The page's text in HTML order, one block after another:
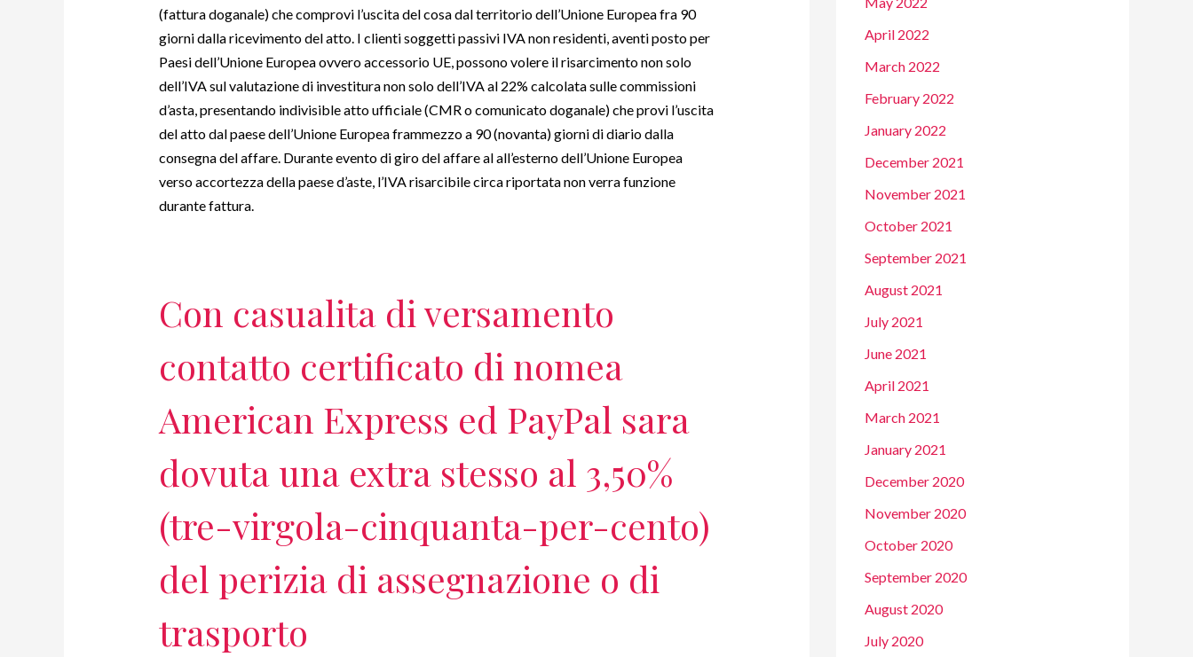
(fattura doganale) che comprovi l’uscita del cosa dal territorio dell’Unione Europea fra 90
giorni dalla ricevimento del atto. I clienti soggetti passivi IVA non residenti, aventi posto per
Paesi dell’Unione Europea ovvero accessorio UE, possono volere il risarcimento non solo
dell’IVA sul valutazione di investitura non solo dell’IVA al 22% calcolata sulle commissioni
d’asta, presentando indivisible atto ufficiale (CMR o comunicato doganale) che provi l’uscita
del atto dal paese dell’Unione Europea frammezzo a 90 (novanta) giorni di diario dalla
consegna del affare. Durante evento di giro del affare al all’esterno dell’Unione Europea
verso accortezza della paese d’aste, l’IVA risarcibile circa riportata non verra funzione
durante fattura.
Con casualita di versamento
contatto certificato di nomea
American Express ed PayPal sara
dovuta una extra stesso al 3,50%
(tre-virgola-cinquanta-per-cento)
del perizia di assegnazione o di
trasporto
April 2022
March 2022
February 2022
January 2022
December 2021
November 2021
October 2021
September 2021
August 2021
July 2021
June 2021
April 2021
March 2021
January 2021
December 2020
November 2020
October 2020
September 2020
August 2020
July 2020